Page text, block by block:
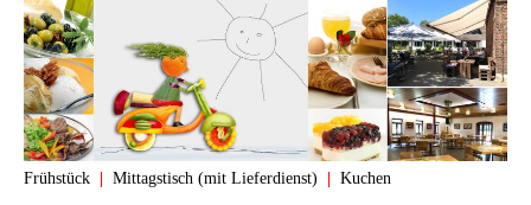
Frühstück | Mittagstisch (mit Lieferdienst) | Kuchen